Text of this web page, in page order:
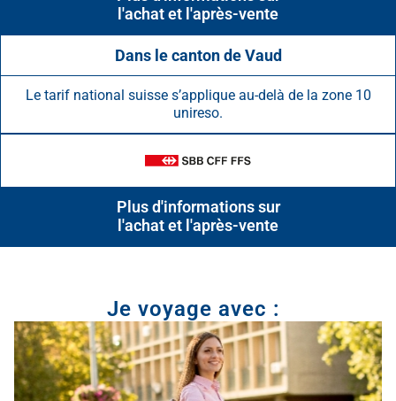
l'achat et l'après-vente
Dans le canton de Vaud
Le tarif national suisse s’applique au-delà de la zone 10
unireso.
Plus d'informations sur
l'achat et l'après-vente
Je voyage avec :